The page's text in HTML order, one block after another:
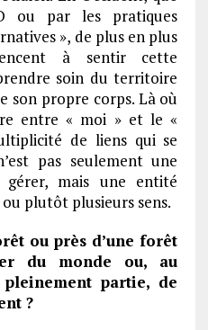
ou par les pratiques
», de plus en plus
à sentir cette
soin du territoire
son propre corps. Là où
entre « moi » et le «
de liens qui se
pas seulement une
mais une entité
plutôt plusieurs sens.
ou près d’une forêt
du monde ou, au
partie, de
?